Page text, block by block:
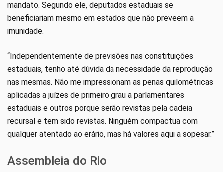
mandato. Segundo ele, deputados estaduais se
beneficiariam mesmo em estados que não preveem a
imunidade.
“Independentemente de previsões nas constituições
estaduais, tenho até dúvida da necessidade da reprodução
nas mesmas. Não me impressionam as penas quilométricas
aplicadas a juízes de primeiro grau a parlamentares
estaduais e outros porque serão revistas pela cadeia
recursal e tem sido revistas. Ninguém compactua com
qualquer atentado ao erário, mas há valores aqui a sopesar.”
Assembleia do Rio